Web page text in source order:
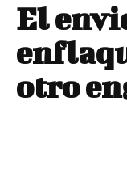
El
otro